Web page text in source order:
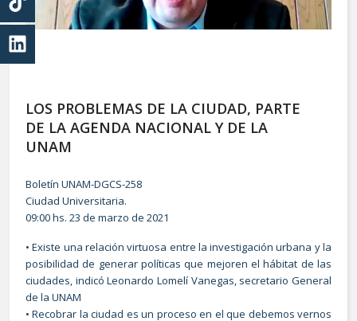
LOS PROBLEMAS DE LA CIUDAD, PARTE
DE LA AGENDA NACIONAL Y DE LA
UNAM
Boletín UNAM-DGCS-258
Ciudad Universitaria.
09:00 hs. 23 de marzo de 2021
• Existe una relación virtuosa entre la investigación urbana y la
posibilidad de generar políticas que mejoren el hábitat de las
ciudades, indicó Leonardo Lomelí Vanegas, secretario General
de la UNAM
• Recobrar la ciudad es un proceso en el que debemos vernos